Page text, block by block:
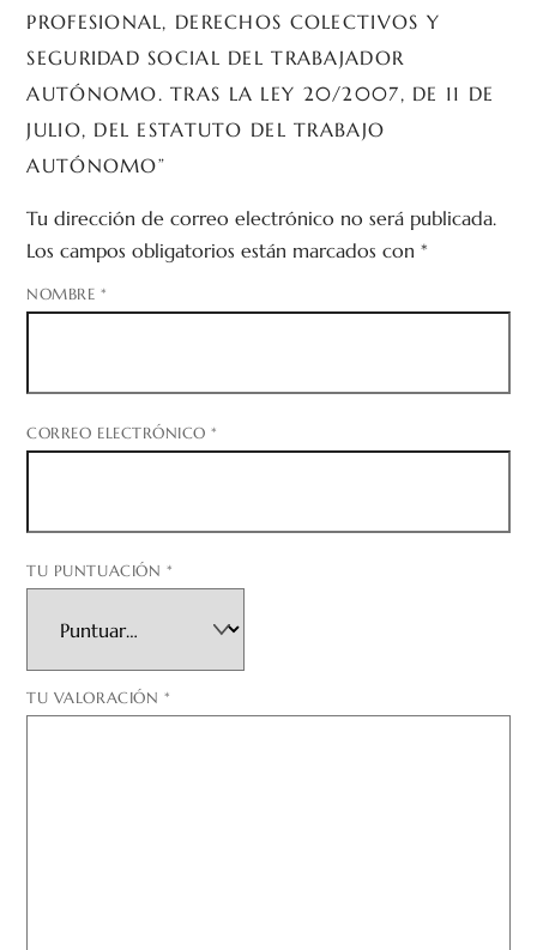
PROFESIONAL, DERECHOS COLECTIVOS Y
SEGURIDAD SOCIAL DEL TRABAJADOR
AUTÓNOMO. TRAS LA LEY 20/2007, DE 11 DE
JULIO, DEL ESTATUTO DEL TRABAJO
AUTÓNOMO”
Tu dirección de correo electrónico no será publicada.
Los campos obligatorios están marcados con*
NOMBRE *
CORREO ELECTRÓNICO*
TU PUNTUACIÓN *
TU VALORACIÓN *